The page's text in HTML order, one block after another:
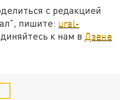
с редакцией
пишите: ural-
к нам в Дзене